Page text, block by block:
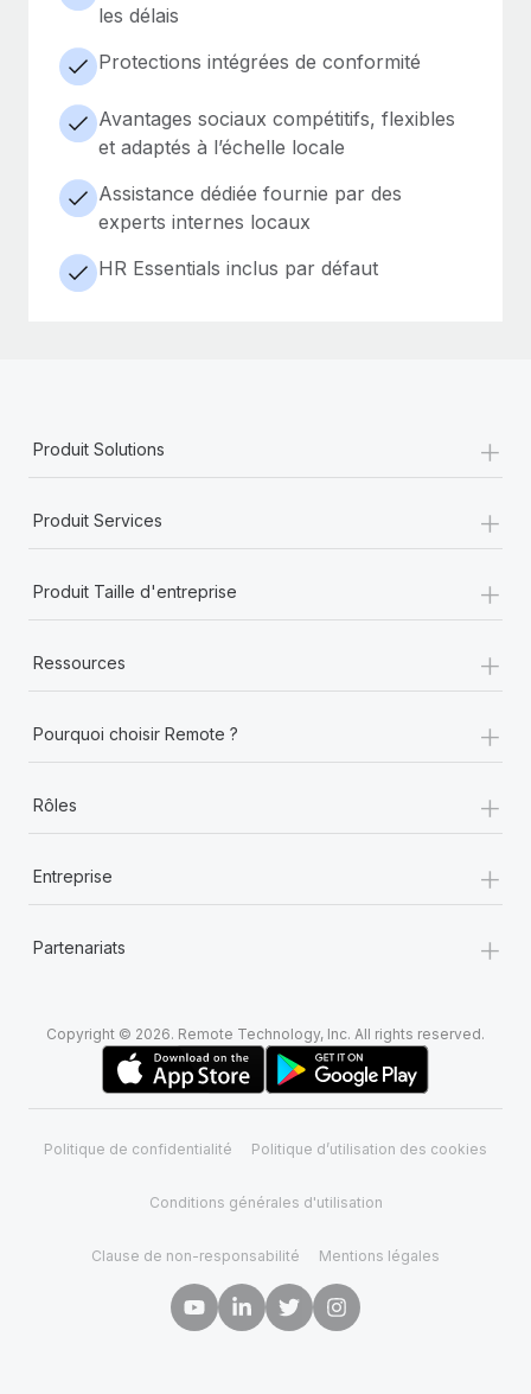
les délais
Protections intégrées de conformité
Avantages sociaux compétitifs, flexibles
et adaptés à l’échelle locale
Assistance dédiée fournie par des
experts internes locaux
HR Essentials inclus par défaut
Produit Solutions +
Produit Services +
Produit Taille d'entreprise +
Ressources +
Pourquoi choisir Remote ? +
Rôles +
Entreprise +
Partenariats +
Copyright © 2026. Remote Technology, Inc. All rights reserved.
Politique de confidentialité Politique d’utilisation des cookies
Conditions générales d'utilisation
Clause de non-responsabilité Mentions légales